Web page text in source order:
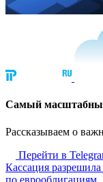
Cамый
Рассказываем о
Перейти в
Кассация
по еврооблигациям